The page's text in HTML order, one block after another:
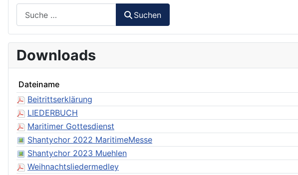
Suchen
Downloads
Dateiname
Beitrittserklärung
LIEDERBUCH
Maritimer Gottesdienst
Shantychor 2022 MaritimeMesse
Shantychor 2023 Muehlen
Weihnachtsliedermedley